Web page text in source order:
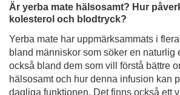
dagliga funktionen. Det finns också ett
för dess potentiella roll för hjärthälsan -
inverkan på kolesterolnivåer och
ingen överraskning att yerba mate
åren har blivit föremål för många
Läs mer